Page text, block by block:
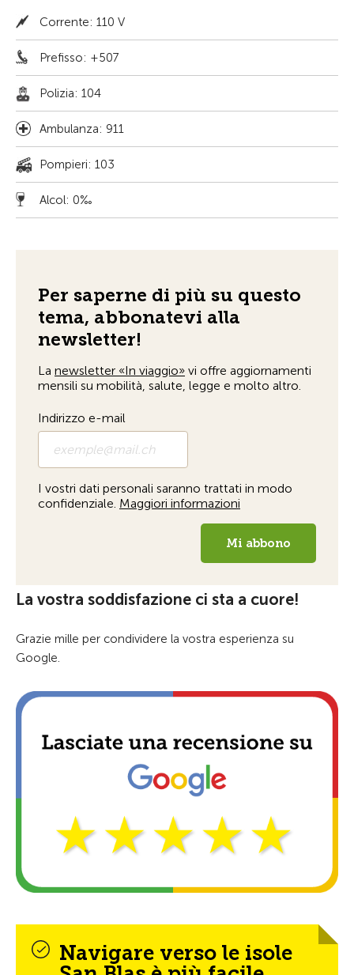
Corrente: 110 V
Prefisso: +507
Polizia: 104
Ambulanza: 911
Pompieri: 103
Alcol: 0‰
La vostra soddisfazione ci sta a cuore!
Grazie mille per condividere la vostra esperienza su
Google.
Navigare verso le isole